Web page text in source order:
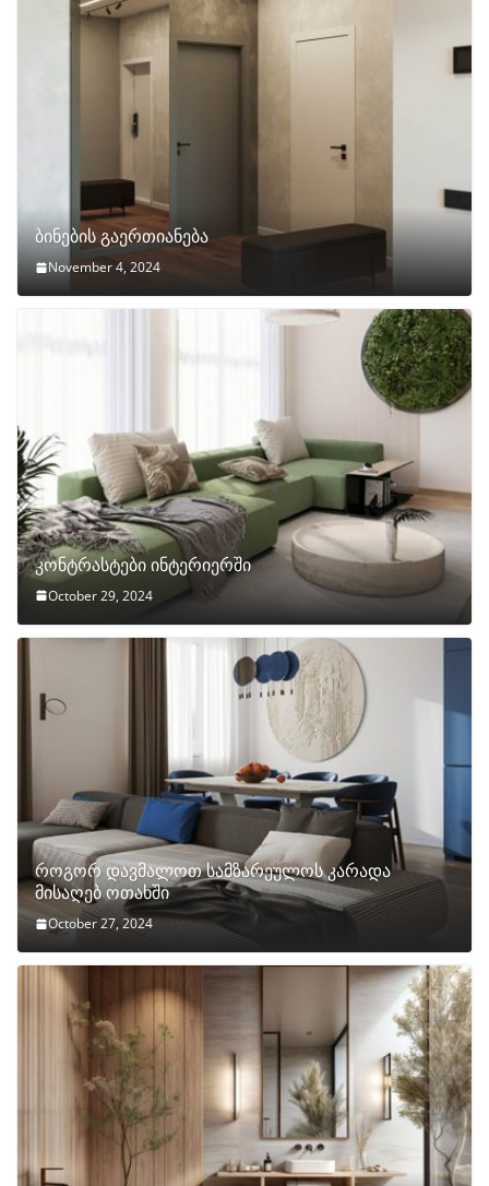
ბინების გაერთიანება
November 4, 2024
კონტრასტები ინტერიერში
October 29, 2024
როგორ დავმალოთ სამზარეულოს კარადა
მისაღებ ოთახში
October 27, 2024